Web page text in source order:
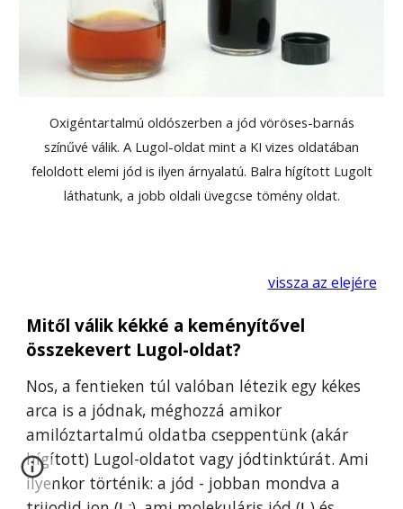
Oxigéntartalmú oldószerben a jód vöröses-barnás
színűvé válik. A Lugol-oldat mint a KI vizes oldatában
feloldott elemi jód is ilyen árnyalatú. Balra hígított Lugolt
láthatunk, a jobb oldali üvegcse tömény oldat.
vissza az elejére
Mitől válik kékké a keményítővel
összekevert Lugol-oldat?
Nos, a fentieken túl valóban létezik egy kékes
arca is a jódnak, méghozzá amikor
amilóztartalmú oldatba cseppentünk (akár
hígított) Lugol-oldatot vagy jódtinktúrát.Ami
ilyenkor történik: a jód - jobban mondva a
-